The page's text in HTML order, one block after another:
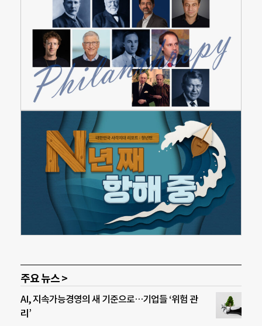
주요 뉴스 >
AI, 지속가능경영의 새 기준으로…기업들 ‘위험 관
리’